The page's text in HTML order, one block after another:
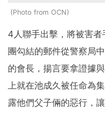
Photo from OCN
4人聯手出擊，將被害
團勾結的郵件從警察局
的會長，揚言要拿證據
上就在池成久被任命為
露他們父子倆的惡行，